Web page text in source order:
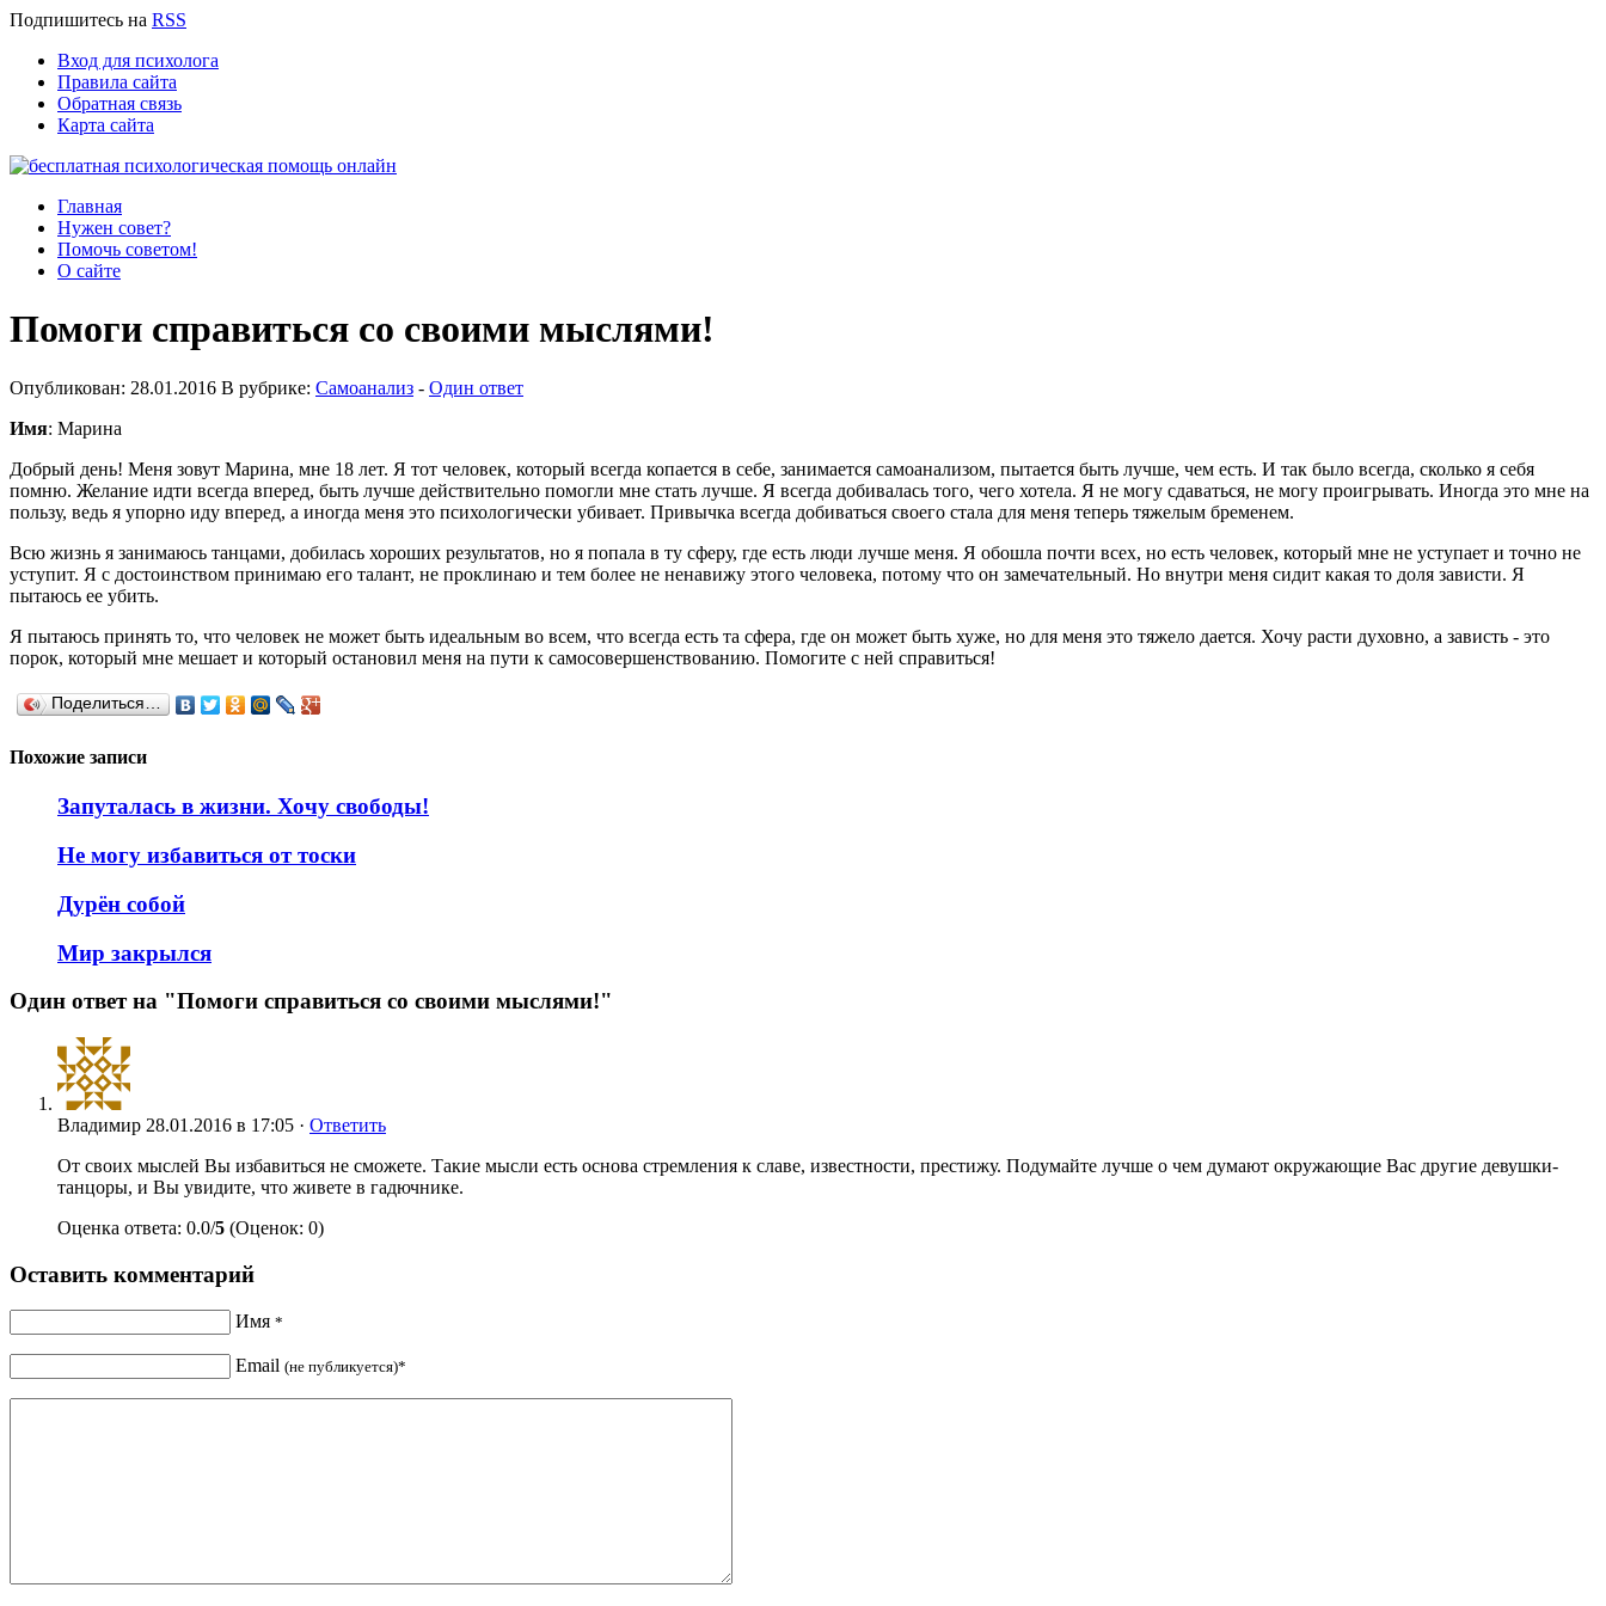
Подпишитесь на RSS
Вход для психолога
Правила сайта
Обратная связь
Карта сайта
Главная
Нужен совет?
Помочь советом!
О сайте
Помоги справиться со своими мыслями!
Опубликован: 28.01.2016 В рубрике: Самоанализ - Один ответ
Имя: Марина
Добрый день! Меня зовут Марина, мне 18 лет. Я тот человек, который всегда копается в себе, занимается самоанализом, пытается быть лучше, чем есть. И так было всегда, сколько я себя
помню. Желание идти всегда вперед, быть лучше действительно помогли мне стать лучше. Я всегда добивалась того, чего хотела. Я не могу сдаваться, не могу проигрывать. Иногда это мне на
пользу, ведь я упорно иду вперед, а иногда меня это психологически убивает. Привычка всегда добиваться своего стала для меня теперь тяжелым бременем.
Всю жизнь я занимаюсь танцами, добилась хороших результатов, но я попала в ту сферу, где есть люди лучше меня. Я обошла почти всех, но есть человек, который мне не уступает и точно не
уступит. Я с достоинством принимаю его талант, не проклинаю и тем более не ненавижу этого человека, потому что он замечательный. Но внутри меня сидит какая то доля зависти. Я
пытаюсь ее убить.
Я пытаюсь принять то, что человек не может быть идеальным во всем, что всегда есть та сфера, где он может быть хуже, но для меня это тяжело дается. Хочу расти духовно, а зависть - это
порок, который мне мешает и который остановил меня на пути к самосовершенствованию. Помогите с ней справиться!
Поделиться…
Похожие записи
Запуталась в жизни. Хочу свободы!
Не могу избавиться от тоски
Дурён собой
Мир закрылся
Один ответ на "Помоги справиться со своими мыслями!"
Владимир 28.01.2016 в 17:05 · Ответить
От своих мыслей Вы избавиться не сможете. Такие мысли есть основа стремления к славе, известности, престижу. Подумайте лучше о чем думают окружающие Вас другие девушки-
танцоры, и Вы увидите, что живете в гадючнике.
Оценка ответа: 0.0/5 (Оценок: 0)
Оставить комментарий
Имя *
Email (не публикуется)*